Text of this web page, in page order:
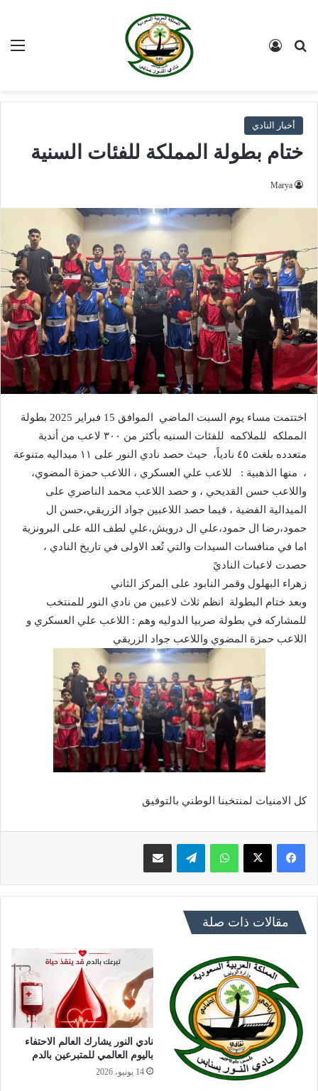
بحث عن
أخبار النادي
ختام بطولة المملكة للفئات السنية
Marya
اختتمت مساء يوم السبت الماضي الموافق 15 فبراير 2025 بطولة
المملكه للملاكمه للفئات السنيه بأكثر من ٣٠٠ لاعب من أندية
متعدده بلغت ٤٥ نادياً، حيث حصد نادي النور على ١١ ميداليه متنوعة
، منها الذهبية : للاعب علي العسكري ، اللاعب حمزة المضوي،
واللاعب حسن القديحي ، و حصد اللاعب محمد الناصري على
الميدالية الفضية ، فيما حصد اللاعبين جواد الزريقي،حسن ال
حمود،رضا ال حمود،علي ال درويش،علي لطف الله على البرونزية
اما في منافسات السيدات والتي تُعد الاولى في تاريخ النادي ،
حصدت لاعبات الناديً
زهراء البهلول وقمر النابود على المركز الثاني
وبعد ختام البطولة انظم ثلاث لاعبين من نادي النور للمنتخب
للمشاركه في بطولة صربيا الدوليه وهم : اللاعب علي العسكري و
اللاعب حمزة المضوي واللاعب جواد الزريقي
كل الامنيات لمنتخبنا الوطني بالتوفيق
فيسبوك X واتساب تيلقرام
مقالات ذات صلة
نادي النور يشارك العالم الاحتفاء
باليوم العالمي للمتبرعين بالدم
14 يونيو، 2026